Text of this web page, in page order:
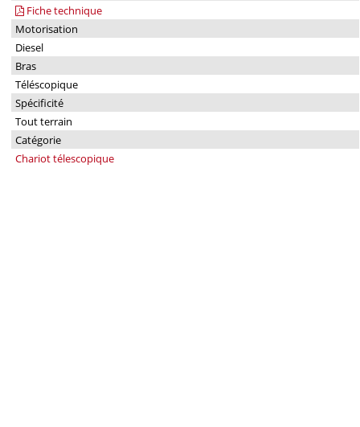
Fiche technique
Motorisation
Diesel
Bras
Téléscopique
Spécificité
Tout terrain
Catégorie
Chariot télescopique